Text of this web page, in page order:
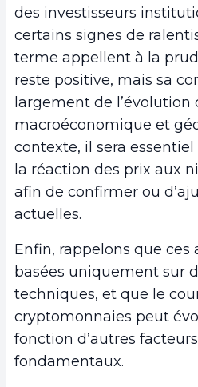
des investisseurs
certains signes de
terme appellent à la
reste positive, mais sa
largement de l’évolution
macroéconomique et
contexte, il sera
la réaction des prix aux
afin de confirmer ou
actuelles.
Enfin, rappelons que ces
basées uniquement sur
techniques, et que le
cryptomonnaies peut
fonction d’autres
fondamentaux.